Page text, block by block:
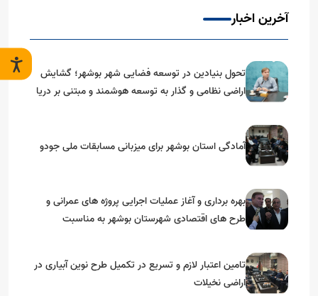
آخرین اخبار
تحول بنیادین در توسعه فضایی شهر بوشهر؛ گشایش
اراضی نظامی و گذار به توسعه هوشمند و مبتنی بر دریا
آمادگی استان بوشهر برای میزبانی مسابقات ملی جودو
بهره برداری و آغاز عملیات اجرایی پروژه های عمرانی و
طرح های اقتصادی شهرستان بوشهر به مناسبت
تامین اعتبار لازم و تسریع در تکمیل طرح نوین آبیاری در
اراضی نخیلات